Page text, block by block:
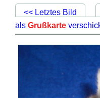
<< Letztes Bild
alsGrußkarte